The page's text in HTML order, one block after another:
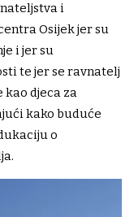
i
Osijek jer su
i jer su
te jer se ravnatelj
kao djeca za
kako buduće
o